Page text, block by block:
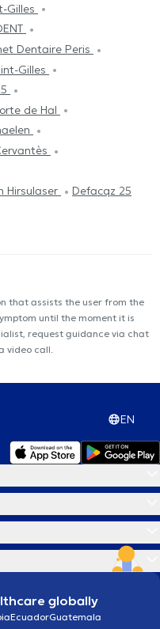
Gilles
Dentaire Peris
Gilles
de Hal
Hirsulaser Defacqz 25
that assists the user from the
until the moment it is
request guidance via chat
video call.
EN
globally
EcuadorGuatemala